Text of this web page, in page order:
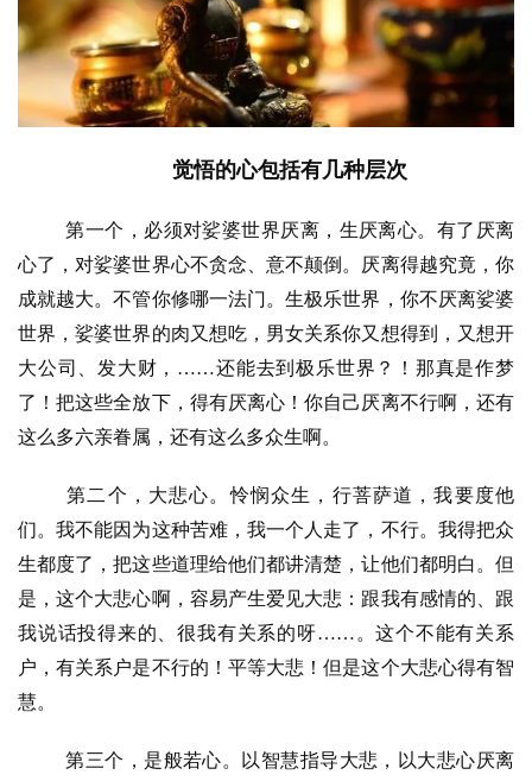
八
点
僧
音
高
谈
心
乐
提
觉悟的心包括有几种层次
第一个，必须对娑婆世界厌离，生厌离心。有了厌离
心了，对娑婆世界心不贪念、意不颠倒。厌离得越究竟，你
成就越大。不管你修哪一法门。生极乐世界，你不厌离娑婆
世界，娑婆世界的肉又想吃，男女关系你又想得到，又想开
大公司、发大财，……还能去到极乐世界？！那真是作梦
了！把这些全放下，得有厌离心！你自己厌离不行啊，还有
这么多六亲眷属，还有这么多众生啊。
第二个，大悲心。怜悯众生，行菩萨道，我要度他
们。我不能因为这种苦难，我一个人走了，不行。我得把众
生都度了，把这些道理给他们都讲清楚，让他们都明白。但
是，这个大悲心啊，容易产生爱见大悲：跟我有感情的、跟
我说话投得来的、很我有关系的呀……。这个不能有关系
户，有关系户是不行的！平等大悲！但是这个大悲心得有智
慧。
第三个，是般若心。以智慧指导大悲，以大悲心厌离